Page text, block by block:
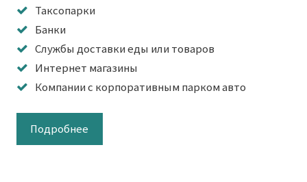
Таксопарки
Банки
Службы доставки еды или товаров
Интернет магазины
Компании с корпоративным парком авто
Подробнее